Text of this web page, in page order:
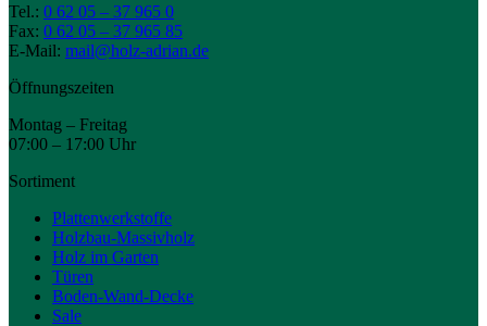
Tel.: 0 62 05 – 37 965 0
Fax: 0 62 05 – 37 965 85
E-Mail: mail@holz-adrian.de
Öffnungszeiten
Montag – Freitag
07:00 – 17:00 Uhr
Sortiment
Plattenwerkstoffe
Holzbau-Massivholz
Holz im Garten
Türen
Boden-Wand-Decke
Sale